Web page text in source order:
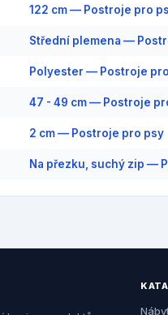
122 cm — Postroje pro
Střední plemena —
Polyester — Postroje
47 - 49 cm — Postroje
2 cm — Postroje pro psy
Na přezku, suchý zip —